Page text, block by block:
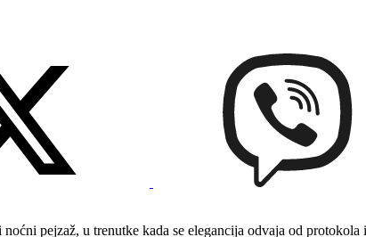
pejzaž, u trenutke kada se elegancija odvaja od